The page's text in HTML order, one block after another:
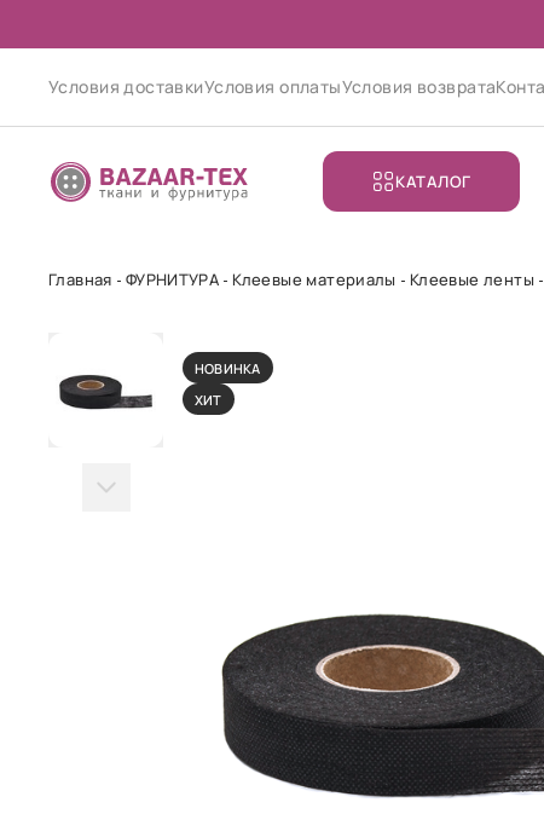
Условия доставкиУсловия оплатыУсловия возврата
КАТАЛОГ
Главная ФУРНИТУРА Клеевые материалы Клеевые ленты
НОВИНКА
ХИТ